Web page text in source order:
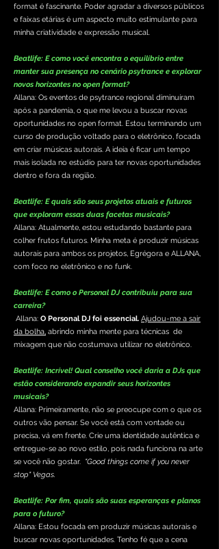
format é fascinante. Poder agradar a diversos públicos
e faixas etárias é um aspecto muito estimulante para
minha criatividade e expressão musical.
Beatlife: E como você encontra o equilíbrio entre
manter sua presença no cenário psytrance e explorar
novos horizontes no open format?
Allana: Os eventos de psytrance regional diminuíram
após a pandemia, o que me levou a buscar novas
oportunidades no open format. Estou terminando um
curso de produção voltado para o eletrônico, focada
em criar músicas autorais. A ideia é ficar um tempo
mais isolada no estúdio para ter novas oportunidades
dentro e fora da região.
Beatlife: E quais são seus projetos atuais e futuros
que exploram essas duas facetas musicais?
Allana: Atualmente, estou estudando bastante para
colher frutos futuros. Minha meta é produzir músicas
autorais para ambos os projetos, Egrégora e ALLANA,
com foco no eletrônico e no funk.
Beatlife: E como o Personal DJ contribuiu para sua
carreira?
Allana: O Personal DJ foi essencial. Ajudou-me a sair
da bolha, abrindo minha mente para técnicas de
mixagem que não costumava utilizar no eletrônico.
Beatlife: Incrível! Qual conselho você daria a DJs que
estão considerando expandir seus horizontes
musicais?
Allana: Primeiramente, não se preocupe com o que os
outros vão pensar. Se você está com vontade ou
precisa, vá em frente. Crie uma identidade autêntica e
entregue-se ao novo estilo, pois nada funciona na arte
se você não gostar. "Good things come if you never
stop" Vegas.
Beatlife: Por fim, quais são suas esperanças e planos
para o futuro?
Allana: Estou focada em produzir músicas autorais e
buscar novas oportunidades. Tenho fé que a cena